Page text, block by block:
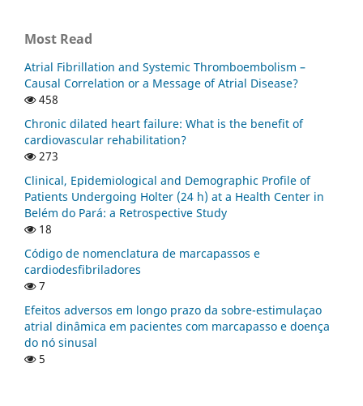
Most Read
Atrial Fibrillation and Systemic Thromboembolism –
Causal Correlation or a Message of Atrial Disease?
458
Chronic dilated heart failure: What is the benefit of
cardiovascular rehabilitation?
273
Clinical, Epidemiological and Demographic Profile of
Patients Undergoing Holter (24 h) at a Health Center in
Belém do Pará: a Retrospective Study
18
Código de nomenclatura de marcapassos e
cardiodesfibriladores
7
Efeitos adversos em longo prazo da sobre-estimulaçao
atrial dinâmica em pacientes com marcapasso e doença
do nó sinusal
5